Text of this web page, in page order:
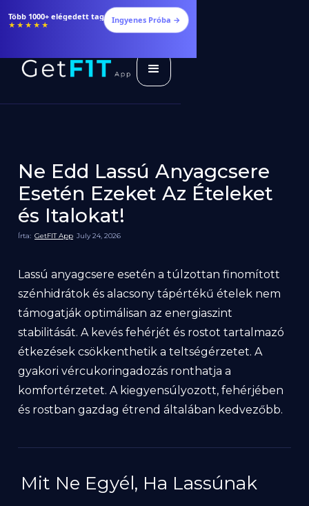
Több 1000+ elégedett tag
★★★★★ Ingyenes Próba →
Ne Edd Lassú Anyagcsere
Esetén Ezeket Az Ételeket
és Italokat!
Írta: GetFIT App July 24, 2026
Lassú anyagcsere esetén a túlzottan finomított
szénhidrátok és alacsony tápértékű ételek nem
támogatják optimálisan az energiaszint
stabilitását. A kevés fehérjét és rostot tartalmazó
étkezések csökkenthetik a teltségérzetet. A
gyakori vércukoringadozás ronthatja a
komfortérzetet. A kiegyensúlyozott, fehérjében
és rostban gazdag étrend általában kedvezőbb.
Mit Ne Egyél, Ha Lassúnak